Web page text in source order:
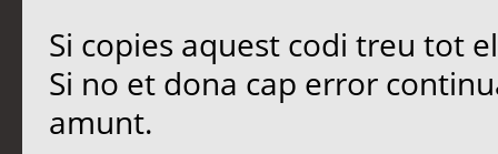
Si copies aquest codi treu tot
Si no et dona cap error
amunt.